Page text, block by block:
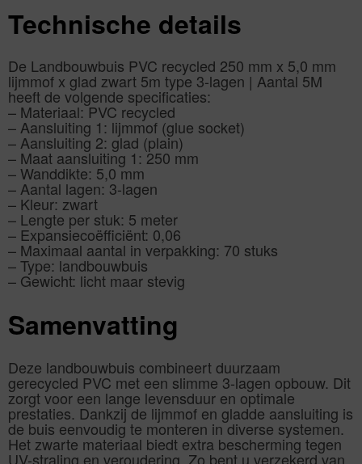
Technische details
De Landbouwbuis PVC recycled 250 mm x 5,0 mm
lijmmof x glad zwart 5m type 3-lagen | Aantal 5M
heeft de volgende specificaties:
– Materiaal: PVC recycled
– Aansluiting 1: lijmmof (glue socket)
– Aansluiting 2: glad (plain)
– Maat aansluiting 1: 250 mm
– Wanddikte: 5,0 mm
– Aantal lagen: 3-lagen
– Kleur: zwart
– Lengte per stuk: 5 meter
– Expansiecoëfficiënt: 0,06
– Maximaal aantal in verpakking: 70 stuks
– Type: landbouwbuis
– Gewicht: licht maar stevig
Samenvatting
Deze landbouwbuis combineert duurzaam
gerecycled PVC met een slimme 3-lagen opbouw. Dit
zorgt voor een lange levensduur en optimale
prestaties. Dankzij de lijmmof en gladde aansluiting is
de buis eenvoudig te monteren in diverse systemen.
Het zwarte materiaal biedt extra bescherming tegen
UV-straling en veroudering. Zo bent u verzekerd van